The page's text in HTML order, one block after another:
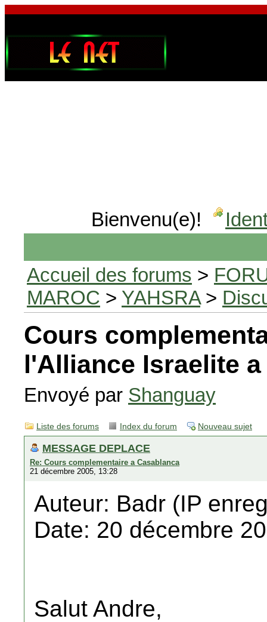
Bienvenu(e)!
Accueil des forums >
MAROC > YAHSRA>
Cours
l'Alliance Israelite
Envoyé par Shanguay
Liste des forums Index du forum Nouveau sujet
MESSAGE DEPLACE
Re: Cours complementaire a Casablanca
21 décembre 2005, 13:28
Auteur: Badr (IP
Date: 20 décembre
Salut Andre,